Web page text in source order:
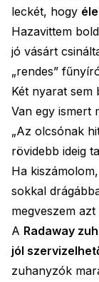
leckét, hogy
Hazavittem
jó vásárt
„rendes”
Két nyarat sem
Van egy ismert
„Az olcsónak
rövidebb ideig
Ha
sokkal
megveszem
A Radaway
jól
zuhanyzók